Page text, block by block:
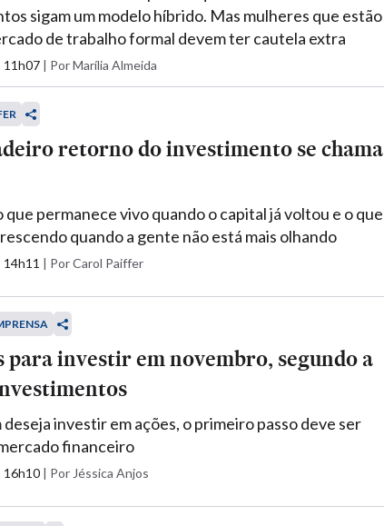
sigam um modelo híbrido. Mas mulheres que estão
de trabalho formal devem ter cautela extra
11h07 | Por Marília Almeida
retorno do investimento se chama
que permanece vivo quando o capital já voltou e o que
quando a gente não está mais olhando
| Por Carol Paiffer
para investir em novembro, segundo a
deseja investir em ações, o primeiro passo deve ser
financeiro
16h10 | Por Jéssica Anjos